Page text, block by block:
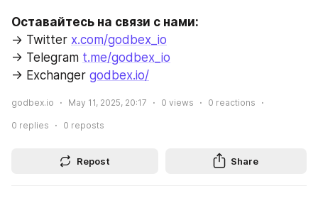
Оставайтесь на связи с нами:
-> Twitter x.com/godbex_io
-> Telegram t.me/godbex_io
-> Exchanger godbex.io/
godbex.io May 11, 2025, 20:17 0 views 0 reactions
0 replies 0 reposts
Repost Share